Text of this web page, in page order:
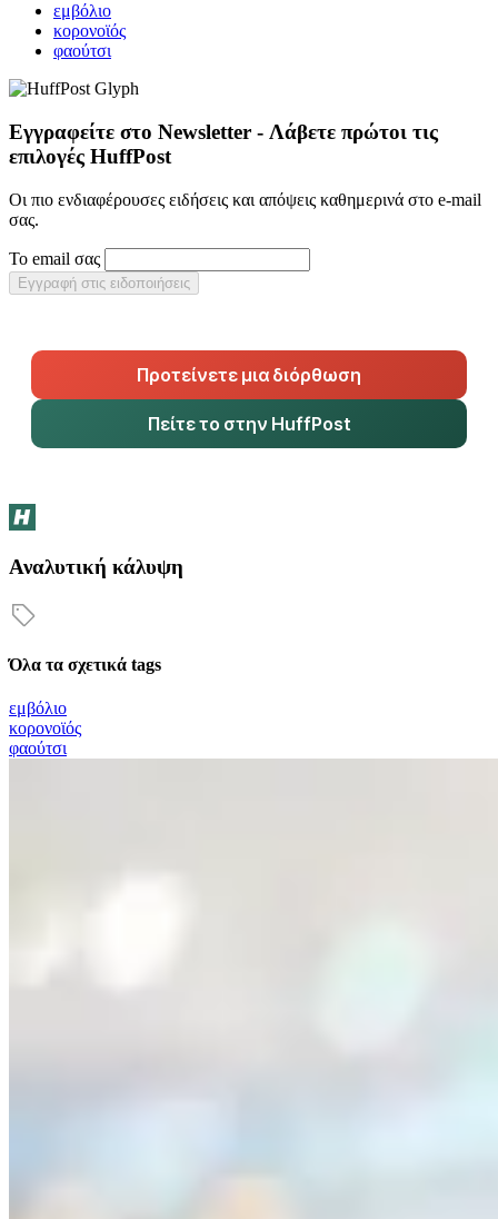
εμβόλιο
κορονοϊός
φαούτσι
Εγγραφείτε στο Newsletter - Λάβετε πρώτοι τις
επιλογές HuffPost
Οι πιο ενδιαφέρουσες ειδήσεις και απόψεις καθημερινά στο e-mail
σας.
Το email σας
Εγγραφή στις ειδοποιήσεις
Προτείνετε μια διόρθωση
Πείτε το στην HuffPost
Αναλυτική κάλυψη
Όλα τα σχετικά tags
εμβόλιο
κορονοϊός
φαούτσι